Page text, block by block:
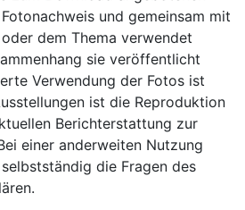
und gemeinsam mit
dem Thema verwendet
sie veröffentlicht
Verwendung der Fotos ist
ist die Reproduktion
Berichterstattung zur
einer anderweiten Nutzung
die Fragen des